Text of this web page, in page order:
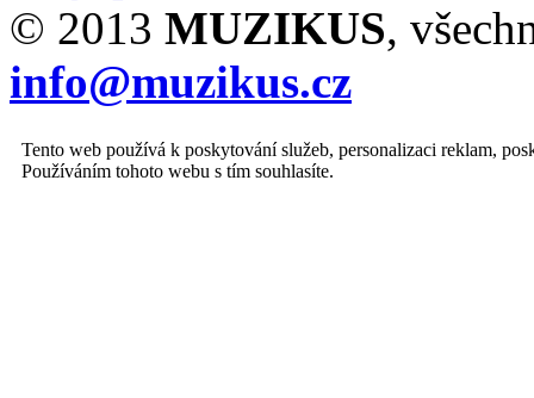
© 2013 MUZIKUS,
info@muzikus.cz
Tento web používá k poskytování služeb, personalizaci reklam,
Používáním tohoto webu s tím souhlasíte.